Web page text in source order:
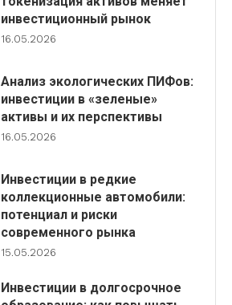
инвестиционный рынок
16.05.2026
Анализ экологических ПИФов:
инвестиции в «зеленые»
активы и их перспективы
16.05.2026
Инвестиции в редкие
коллекционные автомобили:
потенциал и риски
современного рынка
15.05.2026
Инвестиции в долгосрочное